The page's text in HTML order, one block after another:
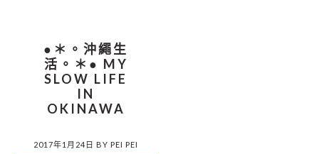
●＊。沖繩生
活。＊● MY
SLOW LIFE
IN
OKINAWA
2017年1月24日 BY PEI PEI